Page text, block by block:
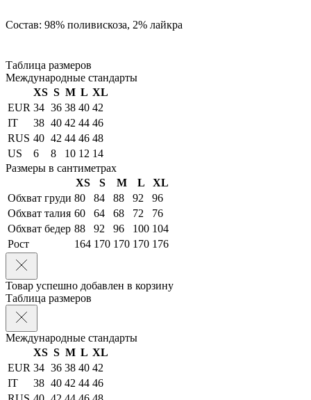
Состав: 98% поливискоза, 2% лайкра
Таблица размеров
Международные стандарты
XS S M L XL
EUR 34 36 38 40 42
IT
38 40 42 44 46
RUS 40 42 44 46 48
US
6 8 10 12 14
Размеры в сантиметрах
XS
S M L
XL
Обхват груди 80 84 88 92
96
Обхват талия 60 64 68 72
76
Обхват бедер 88 92 96 100 104
Рост
164 170 170 170 176
Товар успешно добавлен в корзину
Таблица размеров
Международные стандарты
XS S M L XL
EUR 34 36 38 40 42
IT
38 40 42 44 46